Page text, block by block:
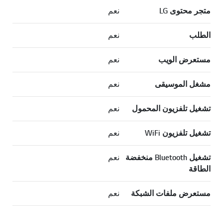
متجر محتوى LG نعم
الطلب نعم
مستعرض الويب نعم
مشغل الموسيقى نعم
تشغيل تلفزيون المحمول نعم
تشغيل تلفزيون WiFi نعم
تشغيل Bluetooth منخفضة
الطاقة
نعم
مستعرض ملفات الشبكة نعم